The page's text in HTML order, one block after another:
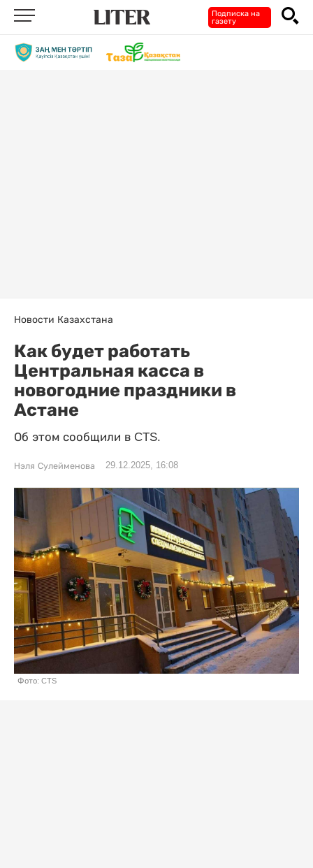
Подписка на
газету
Новости Казахстана
Как будет работать
Центральная касса в
новогодние праздники в
Астане
Об этом сообщили в CTS.
Нэля Сулейменова 29.12.2025, 16:08
Фото: CTS